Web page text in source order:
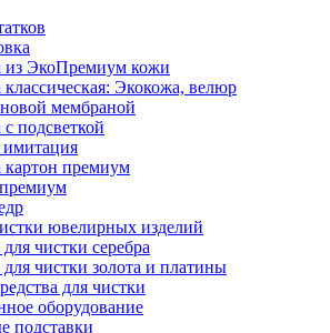
из ЭкоПремиум кожи
классическая: Экокожа, велюр
мембраной
подсветкой
картон премиум
ювелирных изделий
чистки серебра
для чистки золота и платины
для чистки
оборудование
подставки